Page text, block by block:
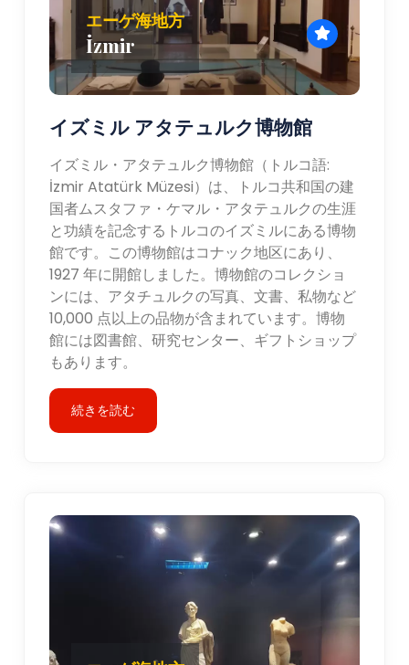
エーゲ海地方
İzmir
イズミル アタテュルク博物館
イズミル・アタテュルク博物館（トルコ語:
İzmir Atatürk Müzesi）は、トルコ共和国の建
国者ムスタファ・ケマル・アタテュルクの生涯
と功績を記念するトルコのイズミルにある博物
館です。この博物館はコナック地区にあり、
1927 年に開館しました。博物館のコレクショ
ンには、アタチュルクの写真、文書、私物など
10,000 点以上の品物が含まれています。博物
館には図書館、研究センター、ギフトショップ
もあります。
続きを読む